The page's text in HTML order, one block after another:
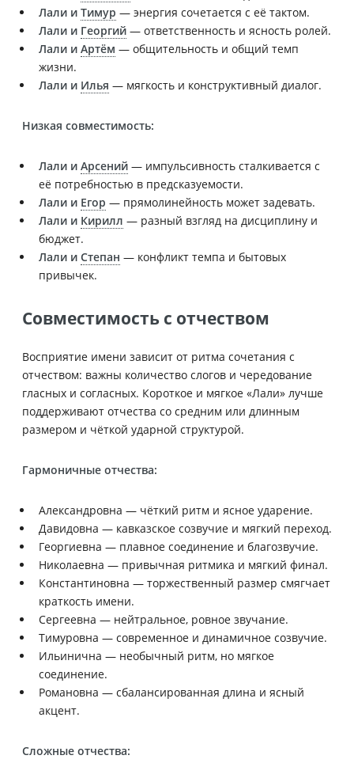
Лали и Тимур — энергия сочетается с её тактом.
Лали и Георгий — ответственность и ясность ролей.
Лали и Артём — общительность и общий темп
жизни.
Лали и Илья — мягкость и конструктивный диалог.
Низкая совместимость:
Лали и Арсений — импульсивность сталкивается с
её потребностью в предсказуемости.
Лали и Егор — прямолинейность может задевать.
Лали и Кирилл — разный взгляд на дисциплину и
бюджет.
Лали и Степан — конфликт темпа и бытовых
привычек.
Совместимость с отчеством
Восприятие имени зависит от ритма сочетания с
отчеством: важны количество слогов и чередование
гласных и согласных. Короткое и мягкое «Лали» лучше
поддерживают отчества со средним или длинным
размером и чёткой ударной структурой.
Гармоничные отчества:
Александровна — чёткий ритм и ясное ударение.
Давидовна — кавказское созвучие и мягкий переход.
Георгиевна — плавное соединение и благозвучие.
Николаевна — привычная ритмика и мягкий финал.
Константиновна — торжественный размер смягчает
краткость имени.
Сергеевна — нейтральное, ровное звучание.
Тимуровна — современное и динамичное созвучие.
Ильинична — необычный ритм, но мягкое
соединение.
Романовна — сбалансированная длина и ясный
акцент.
Сложные отчества: